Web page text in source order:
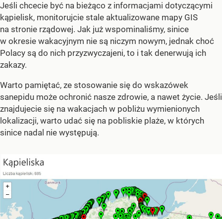
Jeśli chcecie być na bieżąco z informacjami dotyczącymi
kąpielisk, monitorujcie stale aktualizowane mapy GIS
na stronie rządowej. Jak już wspominaliśmy, sinice
w okresie wakacyjnym nie są niczym nowym, jednak choć
Polacy są do nich przyzwyczajeni, to i tak denerwują ich
zakazy.
Warto pamiętać, ze stosowanie się do wskazówek
sanepidu może ochronić nasze zdrowie, a nawet życie. Jeśli
znajdujecie się na wakacjach w pobliżu wymienionych
lokalizacji, warto udać się na pobliskie plaże, w których
sinice nadal nie występują.